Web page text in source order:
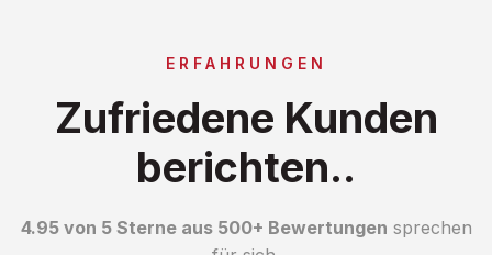
ERFAHRUNGEN
Zufriedene Kunden
berichten..
4.95 von 5 Sterne aus 500+ Bewertungen sprechen